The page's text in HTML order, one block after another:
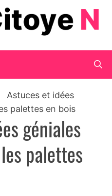
Astuces et idées
palettes en bois
géniales
palettes